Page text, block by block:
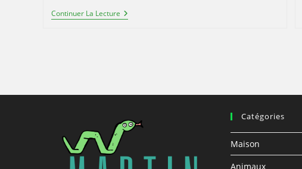
Continuer La LectureAvis,
Fonctionnalités,
Son
D’activité
?
Catégories
Maison
Animaux